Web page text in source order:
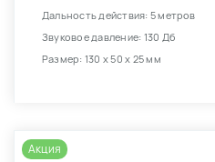
Дальность действия: 5 метров
Звуковое давление: 130 Дб
Размер: 130 х 50 х 25 мм
Акция